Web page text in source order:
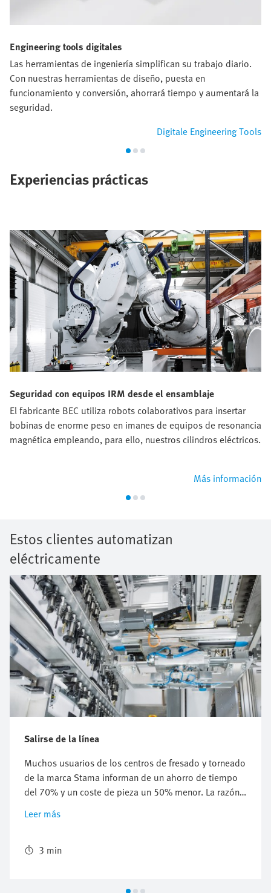
Engineering tools digitales
Las herramientas de ingeniería simplifican su trabajo diario.
Con nuestras herramientas de diseño, puesta en
funcionamiento y conversión, ahorrará tiempo y aumentará la
seguridad.
Digitale Engineering Tools
Experiencias prácticas
Seguridad con equipos IRM desde el ensamblaje
El fabricante BEC utiliza robots colaborativos para insertar
bobinas de enorme peso en imanes de equipos de resonancia
magnética empleando, para ello, nuestros cilindros eléctricos.
Más información
Estos clientes automatizan
eléctricamente
Salirse de la línea
Muchos usuarios de los centros de fresado y torneado
de la marca Stama informan de un ahorro de tiempo
del 70% y un coste de pieza un 50% menor. La razón
de ello es la gran flexibilidad de las máquinas, cuyos
tiempos de preparación son prácticamente nulos. La
carga y descarga de las piezas, así como el cambiador
Leer más
3 min